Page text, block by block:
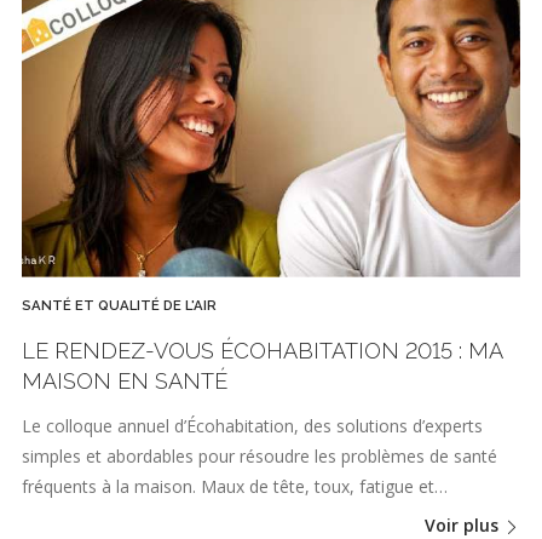
SANTÉ ET QUALITÉ DE L'AIR
LE RENDEZ-VOUS ÉCOHABITATION 2015 : MA
MAISON EN SANTÉ
Le colloque annuel d’Écohabitation, des solutions d’experts
simples et abordables pour résoudre les problèmes de santé
fréquents à la maison. Maux de tête, toux, fatigue et…
Voir plus